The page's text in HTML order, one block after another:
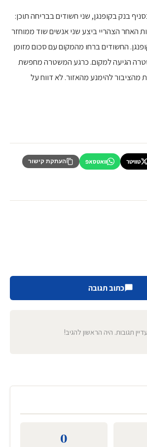
בנק בקופנגן, שני חשודים בבריחה תוכן:
2025, בשעות האחר הצהריי ביצע שני אנשים שוד ממוחזר
החשודים ברחו מהמקום עם סכום מזומן
הגיעה למקום. כרגע המשטרה מחפשת
להימנע מהאזור. לא דווח על
טוויטר וואטסאפ העתקת קישור
כתוב תגובה
תגובות. היה הראשון להגיב!
0